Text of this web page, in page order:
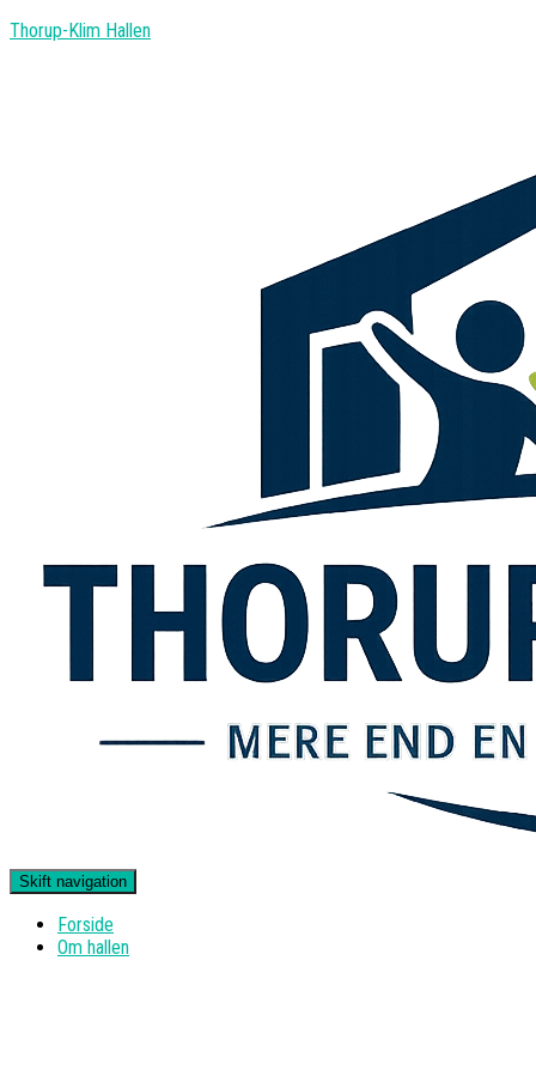
Thorup-Klim Hallen
Skift navigation
Forside
Om hallen